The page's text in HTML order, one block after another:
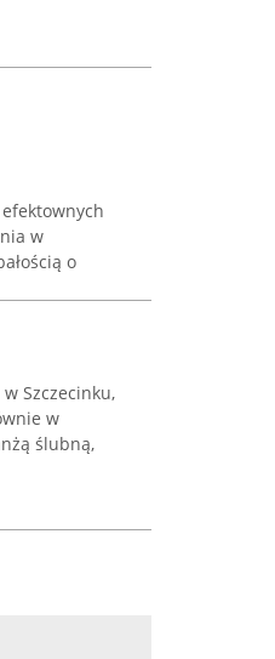
efektownych
w
o
Szczecinku,
w
ślubną,